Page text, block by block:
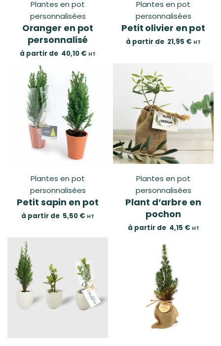
Plantes en pot
personnalisées
Oranger en pot
personnalisé
à partir de 40,10 € HT
Plantes en pot
personnalisées
Petit olivier en pot
à partir de 21,95 € HT
Plantes en pot
personnalisées
Petit sapin en pot
à partir de 5,50 € HT
Plantes en pot
personnalisées
Plant d’arbre en
pochon
à partir de 4,15 € HT